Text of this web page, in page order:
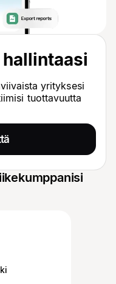
yrityksesi
tuottavuutta